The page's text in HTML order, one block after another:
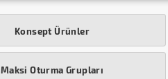
Konsept Ürünler
Maksi Oturma Grupları